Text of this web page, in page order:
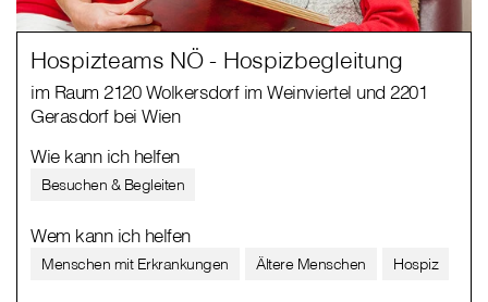
Hospizteams NÖ - Hospizbegleitung
im Raum 2120 Wolkersdorf im Weinviertel und 2201
Gerasdorf bei Wien
Wie kann ich helfen
Besuchen & Begleiten
Wem kann ich helfen
Menschen mit Erkrankungen Ältere Menschen Hospiz